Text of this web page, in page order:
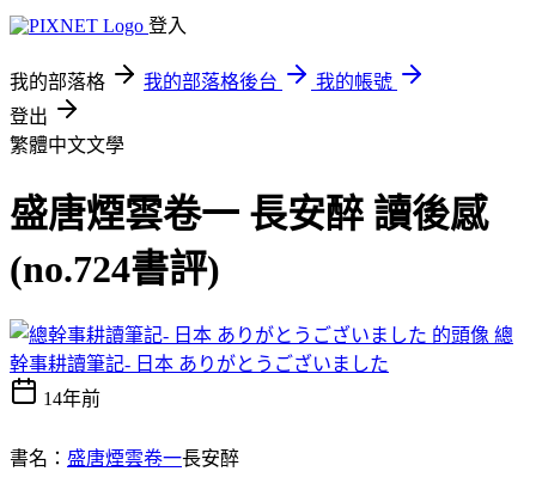
登入
我的部落格 我的部落格後台
我的帳號
登出
繁體中文文學
盛唐煙雲卷一 長安醉 讀後感
(no.724書評)
總
幹事耕讀筆記- 日本 ありがとうございました
14年前
書名： 盛唐煙雲卷一長安醉